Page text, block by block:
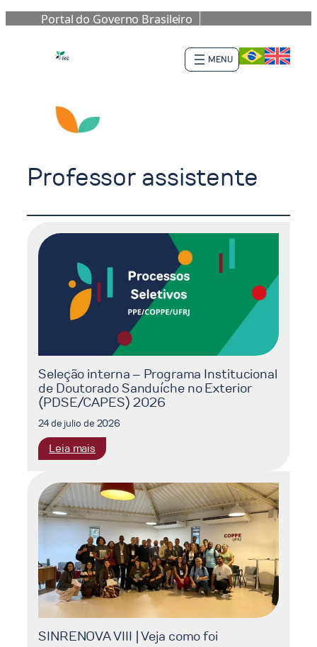
Portal do Governo Brasileiro
al
contenido
Professor assistente
Seleção interna – Programa Institucional
de Doutorado Sanduíche no Exterior
(PDSE/CAPES) 2026
24 de julio de 2026
Leia mais
Seleção
interna
–
Programa
Institucional
de
Doutorado
Sanduíche
no
Exterior
(PDSE/CAPES)
2026
SINRENOVA VIII | Veja como foi